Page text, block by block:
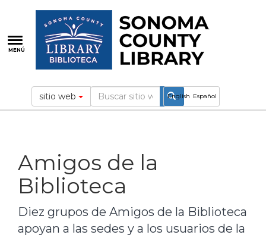
contenido
principal
MENÚ
English Español
sitio web
Amigos de la
Biblioteca
Diez grupos de Amigos de la Biblioteca
apoyan a las sedes y a los usuarios de la